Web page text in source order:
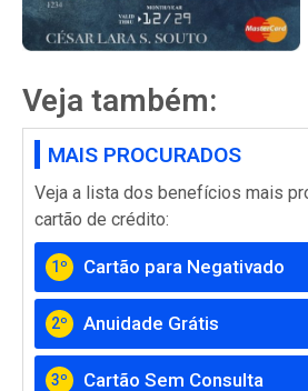
Veja também:
MAIS PROCURADOS
Veja a lista dos benefícios mais
cartão de crédito:
1º Cartão para Negativado
2º Anuidade Grátis
3º Cartão Sem Consulta